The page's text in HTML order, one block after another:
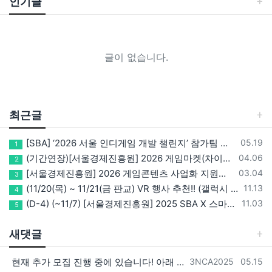
글이 없습니다.
최근글
등록일
05.19
1 [SBA] ‘2026 서울 인디게임 개발 챌린지’ 참가팀 모집
등록일
04.06
2 (기간연장)[서울경제진흥원] 2026 게임마켓(차이나조이, BIC, 지스타) 서울관 참가기업 모집!(~5/8 15:00)
등록일
03.04
3 [서울경제진흥원] 2026 게임콘텐츠 사업화 지원사업 참가기업 모집(~3/26까지)
등록일
11.13
4 (11/20(목) ~ 11/21(금 판교) VR 행사 추천!! (갤럭시 XR/ 애플 비전프로 등 기기 체험, 메타퀘스트 경품)
등록일
11.03
5 (D-4) (~11/7) [서울경제진흥원] 2025 SBA X 스마일게이트, ‘게임랩 with STOVE INDIE’ 참가기업 모집
새댓글
등록자
3NCA2025 등록일
05.15
현재 추가 모집 진행 중에 있습니다! 아래 링크로 확인 부탁드리겠습니다~! https://next-verse.com/community/1…